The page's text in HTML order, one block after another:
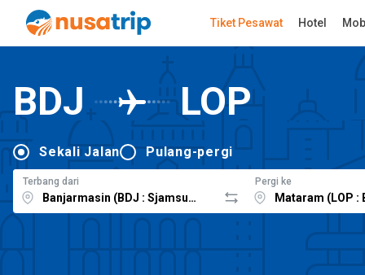
Tiket Pesawat Hotel
BDJ LOP
Sekali Jalan Pulang-pergi
Terbang dari Pergi ke